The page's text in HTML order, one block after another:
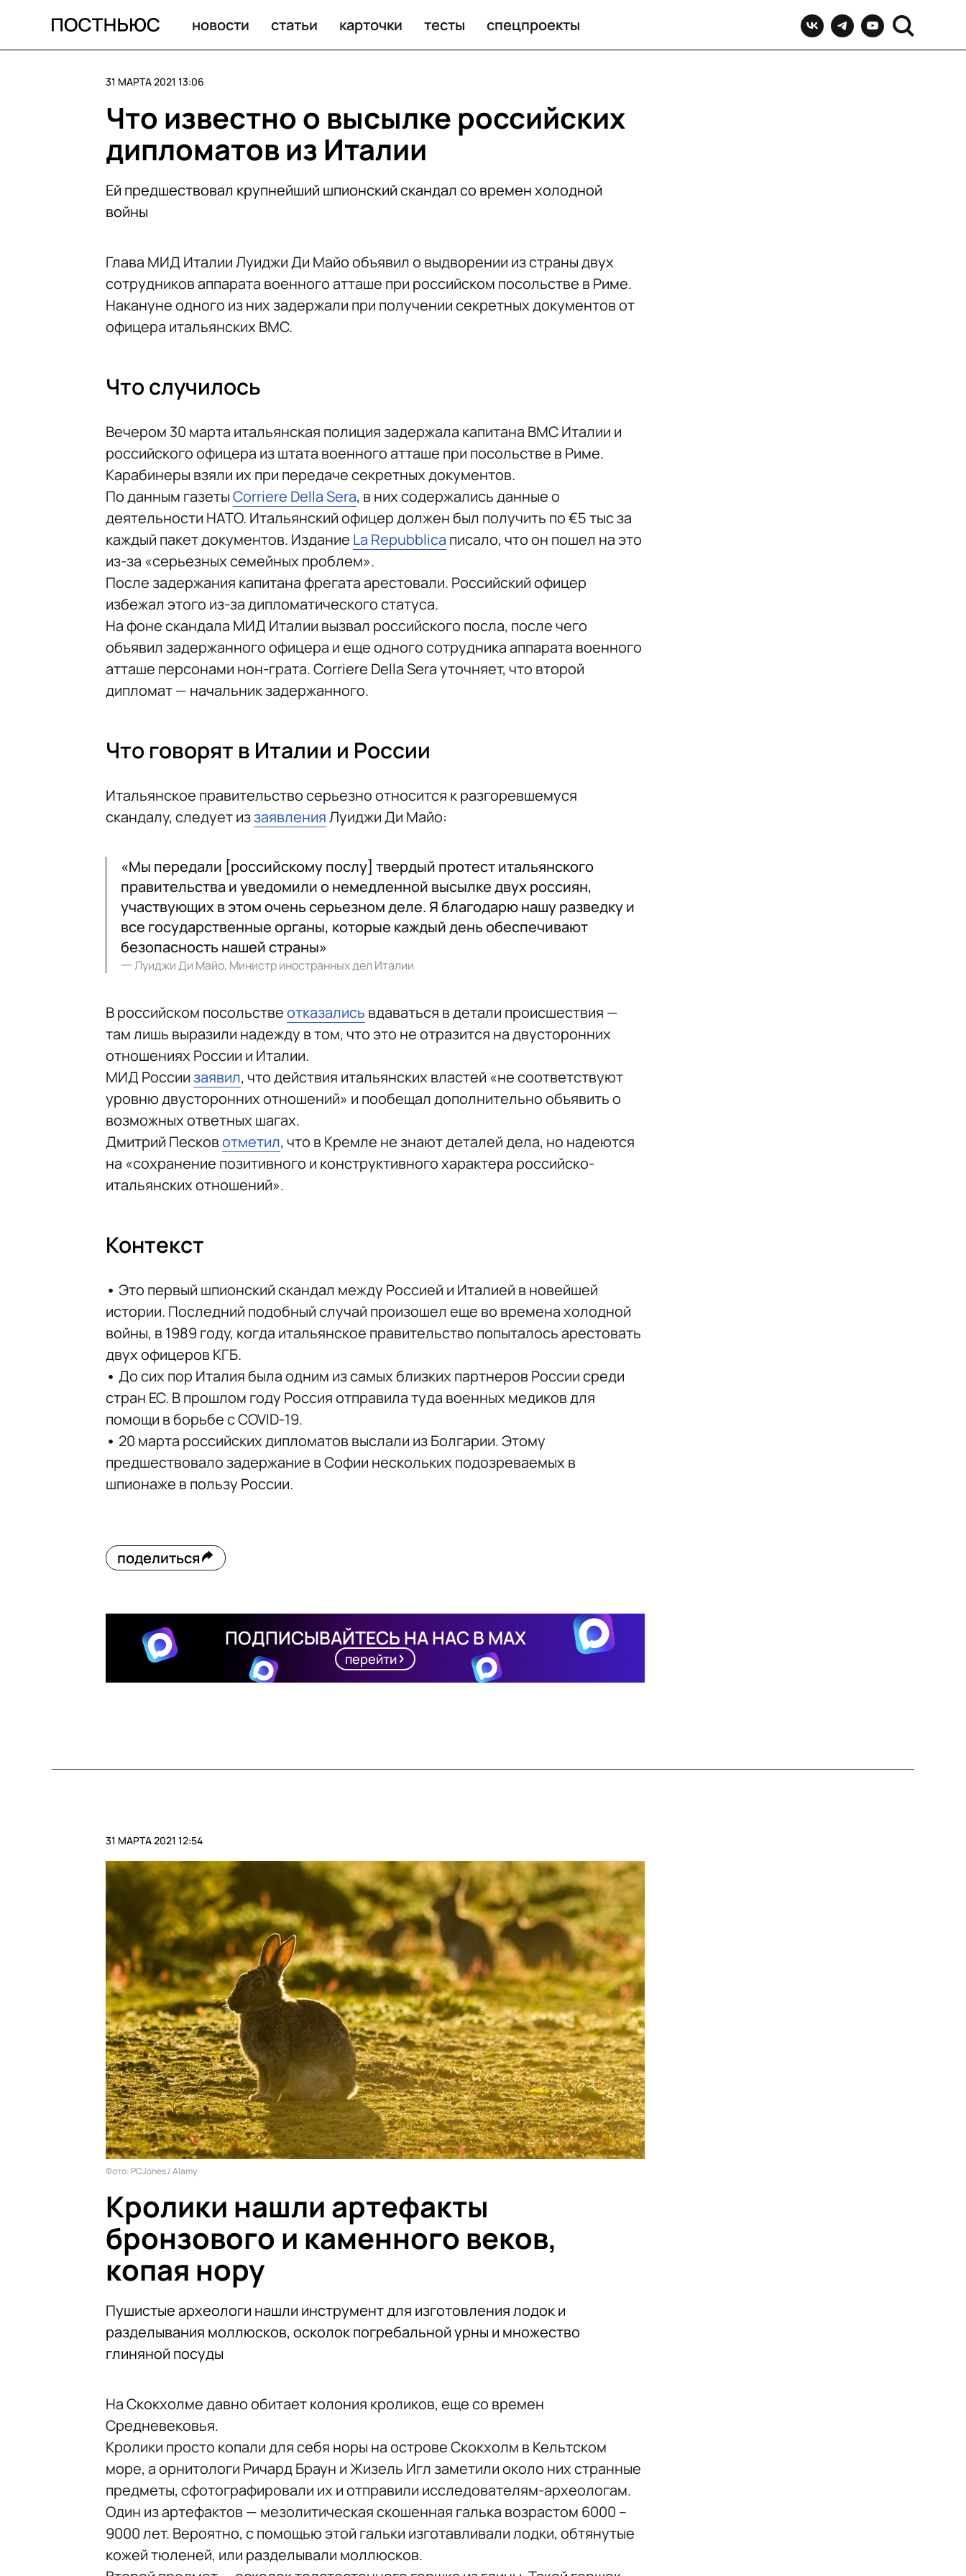
новости статьи карточки тесты спецпроекты
31 МАРТА 2021 13:06
Что известно о высылке российских
дипломатов из Италии
Ей предшествовал крупнейший шпионский скандал со времен холодной
войны
Глава МИД Италии Луиджи Ди Майо объявил о выдворении из страны двух
сотрудников аппарата военного атташе при российском посольстве в Риме.
Накануне одного из них задержали при получении секретных документов от
офицера итальянских ВМС.
Что случилось
Вечером 30 марта итальянская полиция задержала капитана ВМС Италии и
российского офицера из штата военного атташе при посольстве в Риме.
Карабинеры взяли их при передаче секретных документов.
По данным газетыCorriere Della Sera, в них содержались данные о
деятельности НАТО. Итальянский офицер должен был получить по €5 тыс за
каждый пакет документов. Издание La Repubblica писало, что он пошел на это
из-за «серьезных семейных проблем».
После задержания капитана фрегата арестовали. Российский офицер
избежал этого из-за дипломатического статуса.
На фоне скандала МИД Италии вызвал российского посла, после чего
объявил задержанного офицера и еще одного сотрудника аппарата военного
атташе персонами нон-грата. Corriere Della Sera уточняет, что второй
дипломат — начальник задержанного.
Что говорят в Италии и России
Итальянское правительство серьезно относится к разгоревшемуся
скандалу, следует иззаявленияЛуиджи Ди Майо:
«Мы передали [российскому послу] твердый протест итальянского
правительства и уведомили о немедленной высылке двух россиян,
участвующих в этом очень серьезном деле. Я благодарю нашу разведку и
все государственные органы, которые каждый день обеспечивают
безопасность нашей страны»
一Луиджи Ди Майо, Министр иностранных дел Италии
В российском посольствеотказались вдаваться в детали происшествия —
там лишь выразили надежду в том, что это не отразится на двусторонних
отношениях России и Италии.
МИД Россиизаявил, что действия итальянских властей «не соответствуют
уровню двусторонних отношений» и пообещал дополнительно объявить о
возможных ответных шагах.
Дмитрий Песковотметил, что в Кремле не знают деталей дела, но надеются
на «сохранение позитивного и конструктивного характера российско-
итальянских отношений».
Контекст
• Это первый шпионский скандал между Россией и Италией в новейшей
истории. Последний подобный случай произошел еще во времена холодной
войны, в 1989 году, когда итальянское правительство попыталось арестовать
двух офицеров КГБ.
• До сих пор Италия была одним из самых близких партнеров России среди
стран ЕС. В прошлом году Россия отправила туда военных медиков для
помощи в борьбе с COVID-19.
• 20 марта российских дипломатов выслали из Болгарии. Этому
предшествовало задержание в Софии нескольких подозреваемых в
шпионаже в пользу России.
поделиться
ПОДПИСЫВАЙТЕСЬ НА НАС В MAX
перейти
31 МАРТА 2021 12:54
Фото: PCJones / Alamy
Кролики нашли артефакты
бронзового и каменного веков,
копая нору
Пушистые археологи нашли инструмент для изготовления лодок и
разделывания моллюсков, осколок погребальной урны и множество
глиняной посуды
На Скокхолме давно обитает колония кроликов, еще со времен
Средневековья.
Кролики просто копали для себя норы на острове Скокхолм в Кельтском
море, а орнитологи Ричард Браун и Жизель Игл заметили около них странные
предметы, сфотографировали их и отправили исследователям-археологам.
Один из артефактов — мезолитическая скошенная галька возрастом 6000 –
9000 лет. Вероятно, с помощью этой гальки изготавливали лодки, обтянутые
кожей тюленей, или разделывали моллюсков.